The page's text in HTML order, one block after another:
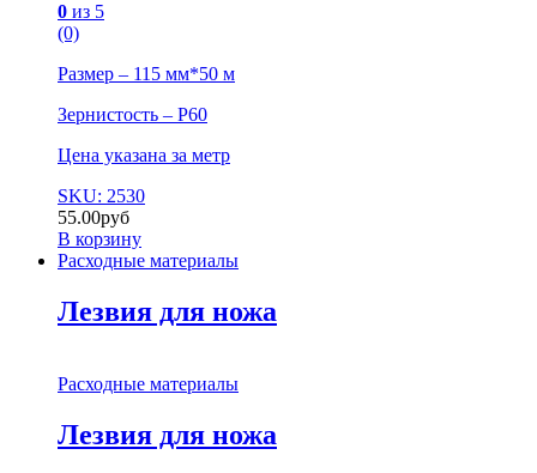
0 из 5
(0)
Размер – 115 мм*50 м
Зернистость – P60
Цена указана за метр
SKU: 2530
55.00руб
В корзину
Расходные материалы
Лезвия для ножа
Расходные материалы
Лезвия для ножа